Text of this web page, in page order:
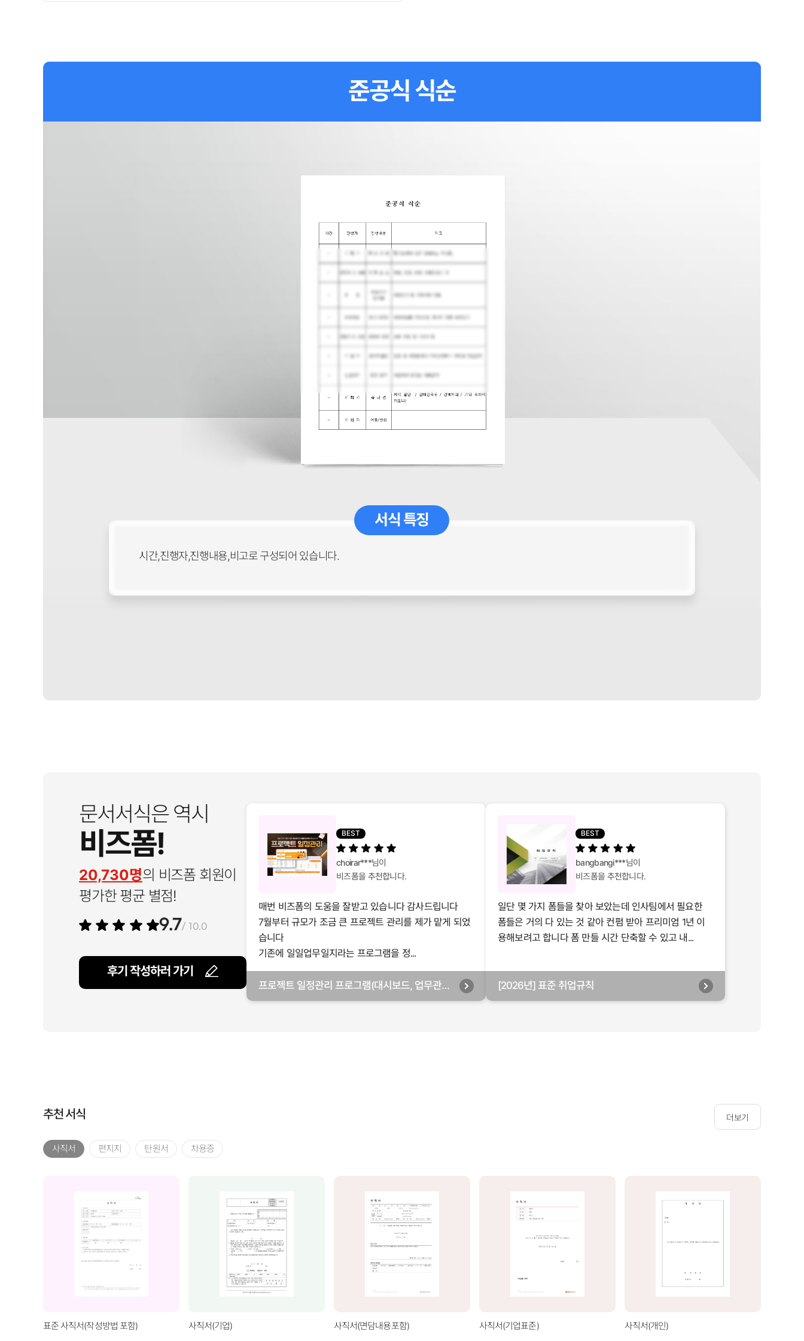
준공식 식순
서식 특징
시간,진행자,진행내용,비고로 구성되어 있습니다.
문서서식은 역시
비즈폼!
20,730명의 비즈폼 회원이
평가한 평균 별점!
9.7/ 10.0
후기 작성하러 가기
BEST
choirar***님이
비즈폼을 추천합니다.
매번 비즈폼의 도움을 잘받고 있습니다 감사드립니다
7월부터 규모가 조금 큰 프로젝트 관리를 제가 맡게 되었
습니다
기존에 일일업무일지라는 프로그램을 정...
프로젝트 일정관리 프로그램(대시보드, 업무관리,
BEST
bangbangi***님이
비즈폼을 추천합니다.
일단 몇 가지 폼들을 찾아 보았는데 인사팀에서 필요한
폼들은 거의 다 있는 것 같아 컨펌 받아 프리미엄 1년 이
용해보려고 합니다 폼 만들 시간 단축할 수 있고 내...
[2026년] 표준 취업규칙
추천 서식 더보기
사직서 편지지 탄원서 차용증
표준 사직서(작성방법 포함) 사직서(기업) 사직서(면담내용포함) 사직서(기업표준) 사직서(개인)